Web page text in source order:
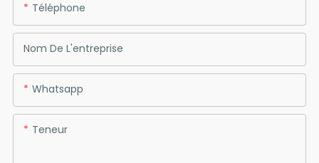
Téléphone
Nom De L'entreprise
Whatsapp
Teneur